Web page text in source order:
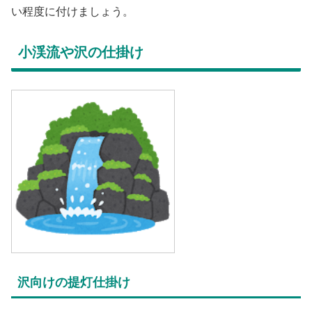
い程度に付けましょう。
小渓流や沢の仕掛け
沢向けの提灯仕掛け